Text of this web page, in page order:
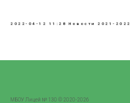
2022-04-12 11:28 Новости 2021-2022
МБОУ Лицей № 130 © 2020-2026